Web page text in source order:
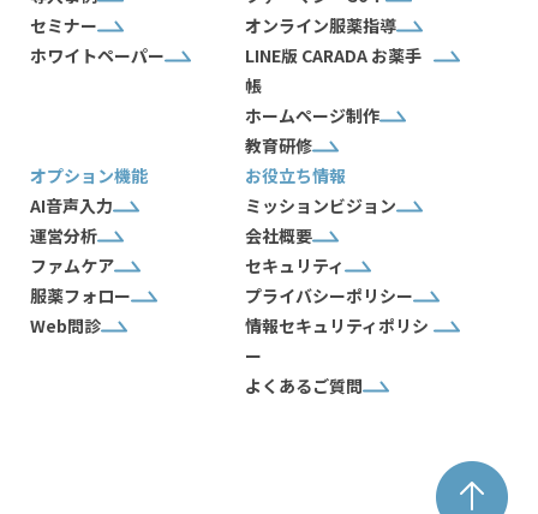
セミナー
ホワイトペーパー
オンライン服薬指導
LINE版 CARADA お薬手
帳
ホームページ制作
教育研修
オプション機能
AI音声入力
運営分析
ファムケア
服薬フォロー
Web問診
お役立ち情報
ミッションビジョン
会社概要
セキュリティ
プライバシーポリシー
情報セキュリティポリシ
ー
よくあるご質問